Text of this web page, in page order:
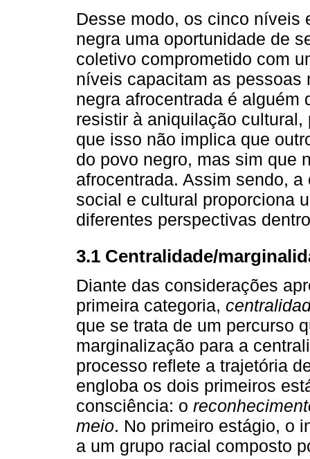
Desse modo, os cinco níveis
negra uma oportunidade de
coletivo comprometido com
níveis capacitam as pessoas
negra afrocentrada é alguém
resistir à aniquilação
que isso não implica que
do povo negro, mas sim que
afrocentrada. Assim sendo,
social e cultural proporciona
diferentes perspectivas
3.1 Centralidade/
Diante das considerações
primeira categoria,
que se trata de um percurso
marginalização para a
processo reflete a trajetória
engloba os dois primeiros
consciência: o
meio. No primeiro estágio, o
a um grupo racial composto